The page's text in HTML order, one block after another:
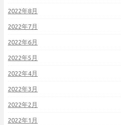
2022年8月
2022年7月
2022年6月
2022年5月
2022年4月
2022年3月
2022年2月
2022年1月